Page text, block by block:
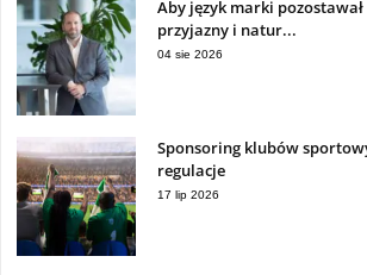
Aby język marki
przyjazny i natur...
04 sie 2026
Sponsoring klubów
regulacje
17 lip 2026